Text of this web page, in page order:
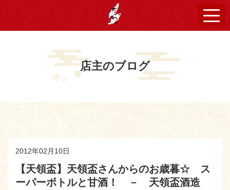
店主のブログ
2012年02月10日
【天領盃】天領盃さんからのお歳暮☆ ス
ーパーボトルと甘酒！ － 天領盃酒造